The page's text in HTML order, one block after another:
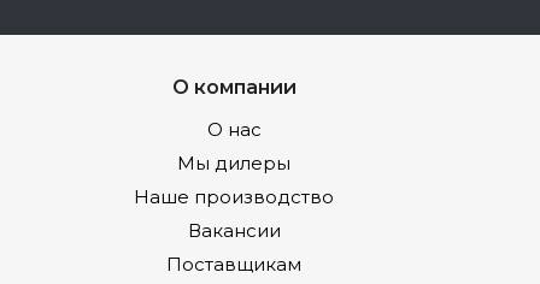
О компании
О нас
Мы дилеры
Наше производство
Вакансии
Поставщикам